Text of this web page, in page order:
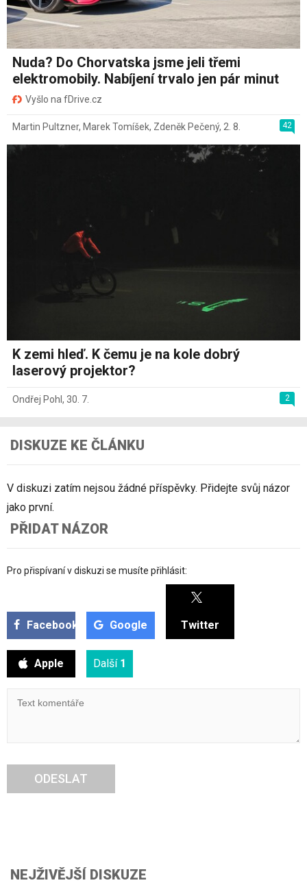
Nuda? Do Chorvatska jsme jeli třemi
elektromobily. Nabíjení trvalo jen pár minut
Vyšlo na fDrive.cz
42
Martin Pultzner, Marek Tomíšek, Zdeněk Pečený, 2. 8.
K zemi hleď. K čemu je na kole dobrý
laserový projektor?
2
Ondřej Pohl , 30. 7.
DISKUZE KE ČLÁNKU
V diskuzi zatím nejsou žádné příspěvky. Přidejte svůj názor
jako první.
PŘIDAT NÁZOR
Pro přispívaní v diskuzi se musíte přihlásit:
Facebook Google Twitter
Apple Další 1
ODESLAT
NEJŽIVĚJŠÍ DISKUZE